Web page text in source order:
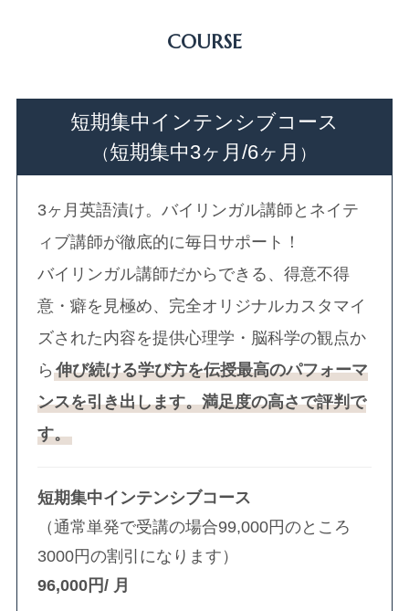
COURSE
短期集中インテンシブコース
（ 短期集中3ヶ月/6ヶ月 ）
3ヶ月英語漬け。バイリンガル講師とネイテ
ィブ講師が徹底的に毎日サポート！
バイリンガル講師だからできる、得意不得
意・癖を見極め、完全オリジナルカスタマイ
ズされた内容を提供心理学・脳科学の観点か
ら伸び続ける学び方を伝授最高のパフォーマ
ンスを引き出します。満足度の高さで評判で
す。
短期集中インテンシブコース
（通常単発で受講の場合99,000円のところ
3000円の割引になります）
96,000円/ 月